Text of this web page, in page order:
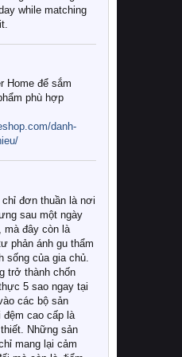
while matching
Home để sắm
phù hợp
danh-
chỉ đơn thuần là nơi
sau một ngày
mà đây còn là
phản ánh gu thẩm
sống của gia chủ.
trở thành chốn
5 sao ngay tại
các bộ sản
đệm cao cấp là
Những sản
mang lại cảm